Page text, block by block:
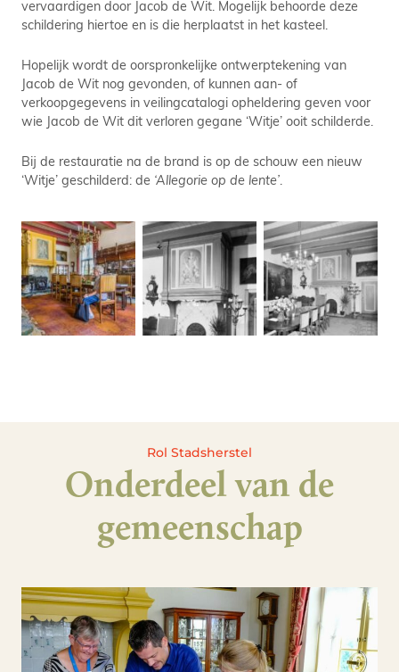
vervaardigen door Jacob de Wit. Mogelijk behoorde deze
schildering hiertoe en is die herplaatst in het kasteel.
Hopelijk wordt de oorspronkelijke ontwerptekening van
Jacob de Wit nog gevonden, of kunnen aan- of
verkoopgegevens in veilingcatalogi opheldering geven voor
wie Jacob de Wit dit verloren gegane ‘Witje’ ooit schilderde.
Bij de restauratie na de brand is op de schouw een nieuw
‘Witje’ geschilderd: de ‘Allegorie op de lente’.
Rol Stadsherstel
Onderdeel van de
gemeenschap